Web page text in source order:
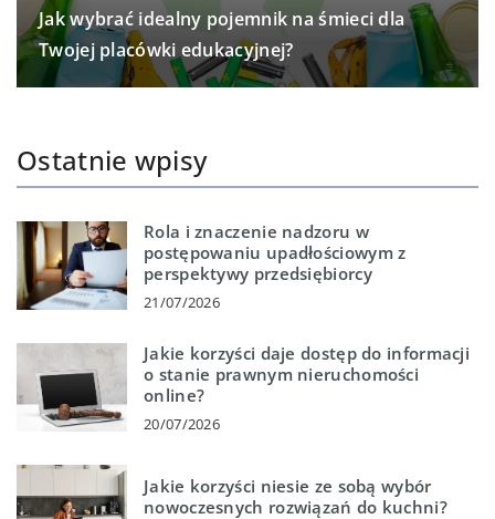
Jak wybrać idealny pojemnik na śmieci dla
Twojej placówki edukacyjnej?
Ostatnie wpisy
Rola i znaczenie nadzoru w
postępowaniu upadłościowym z
perspektywy przedsiębiorcy
21/07/2026
Jakie korzyści daje dostęp do informacji
o stanie prawnym nieruchomości
online?
20/07/2026
Jakie korzyści niesie ze sobą wybór
nowoczesnych rozwiązań do kuchni?